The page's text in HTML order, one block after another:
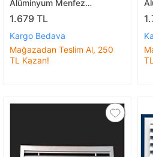
Alüminyum Menfez
35x34cm
1.679 TL
Kargo Bedava
Mağazadan Teslim Al, 250
TL Kazan!